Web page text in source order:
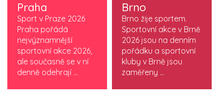
Praha
Sport v Praze 2026
Praha pořádá
nejvýznamnější
sportovní akce 2026,
ale současně se v ní
denně odehrají ...
Brno
Brno žije sportem.
Sportovní akce v Brně
2026 jsou na denním
pořádku a sportovní
kluby v Brně jsou
zaměřeny ...